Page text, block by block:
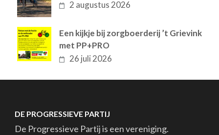
2 augustus 2026
Een kijkje bij zorgboerderij ’t Grievink
met PP+PRO
26 juli 2026
DE PROGRESSIEVE PARTIJ
De Progressieve Partij is een vereniging.